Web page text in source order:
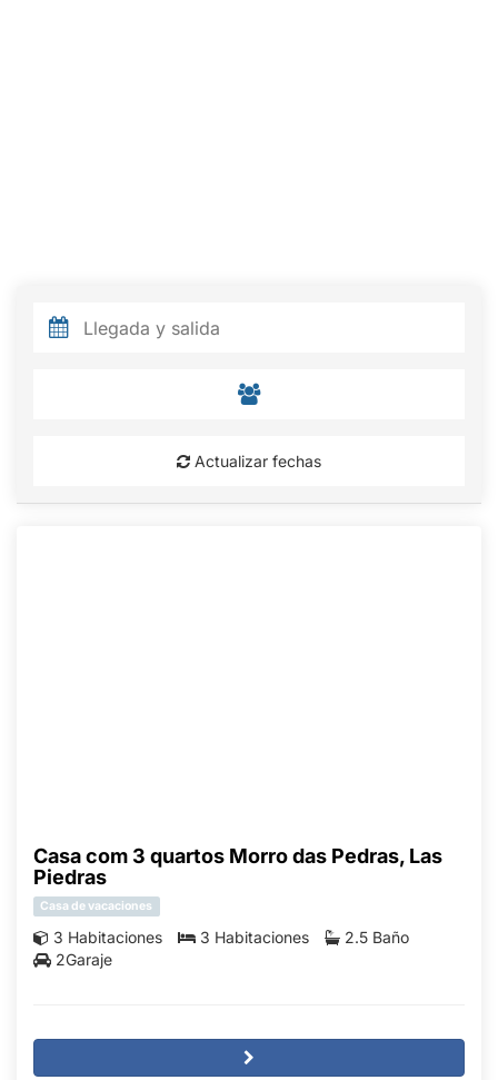
Actualizar fechas
Casa com 3 quartos Morro das Pedras, Las
Piedras
Casa de vacaciones
3 Habitaciones 3 Habitaciones
2.5 Baño
2Garaje